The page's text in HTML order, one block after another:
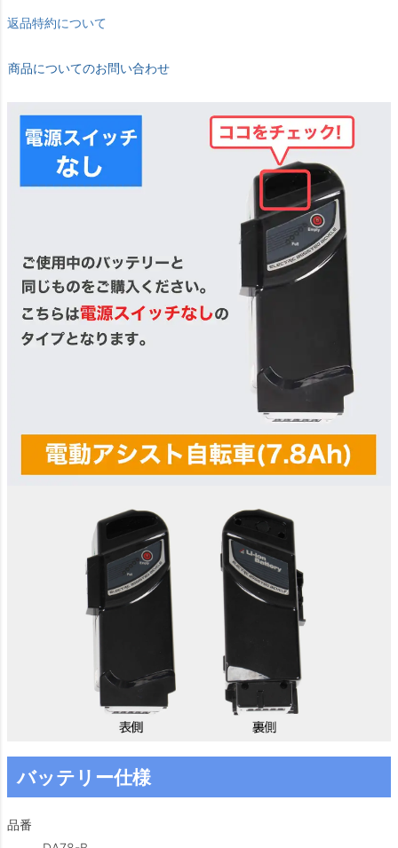
返品特約について
商品についてのお問い合わせ
バッテリー仕様
品番